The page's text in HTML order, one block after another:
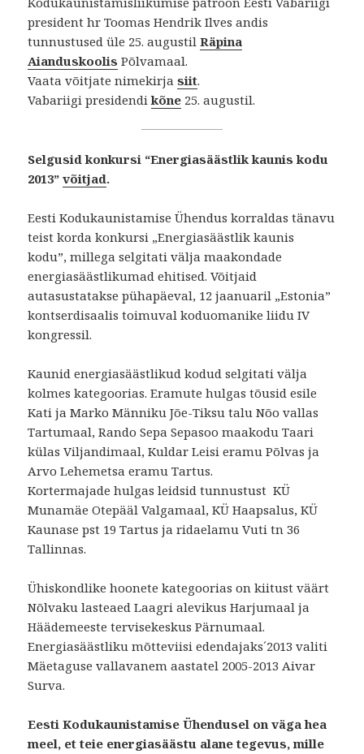
president hr Toomas Hendrik Ilves andis
tunnustused üle 25. augustilRäpina
Aianduskoolis Põlvamaal.
Vaata võitjate nimekirjasiit.
Vabariigi presidendikõne 25. augustil.
Selgusid konkursi “Energiasäästlik kaunis kodu
2013”võitjad.
Eesti Kodukaunistamise Ühendus korraldas tänavu
teist korda konkursi „Energiasäästlik kaunis
kodu”, millega selgitati välja maakondade
energiasäästlikumad ehitised. Võitjaid
autasustatakse pühapäeval, 12 jaanuaril „Estonia”
kontserdisaalis toimuval koduomanike liidu IV
kongressil.
Kaunid energiasäästlikud kodud selgitati välja
kolmes kategoorias. Eramute hulgas tõusid esile
Kati ja Marko Männiku Jõe-Tiksu talu Nõo vallas
Tartumaal, Rando Sepa Sepasoo maakodu Taari
külas Viljandimaal, Kuldar Leisi eramu Põlvas ja
Arvo Lehemetsa eramu Tartus.
Kortermajade hulgas leidsid tunnustust KÜ
Munamäe Otepääl Valgamaal, KÜ Haapsalus, KÜ
Kaunase pst 19 Tartus ja ridaelamu Vuti tn 36
Tallinnas.
Ühiskondlike hoonete kategoorias on kiitust väärt
Nõlvaku lasteaed Laagri alevikus Harjumaal ja
Häädemeeste tervisekeskus Pärnumaal.
Energiasäästliku mõtteviisi edendajaks´2013 valiti
Mäetaguse vallavanem aastatel 2005-2013 Aivar
Surva.
Eesti Kodukaunistamise Ühendusel on väga hea
meel, et teie energiasäästu alane tegevus, mille